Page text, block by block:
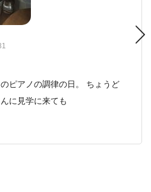
ピアノの調律の日。 ちょうど
に見学に来ても
ノクラス 2024.01.01
ろしく2024
形教室「アトリエぱお」は、早
年も進化していきま
のお知らせ
会 プログラムができま
グラムができました。 西洋音
の発表会♪
す。こんにちは。 もうすぐピ
。 ピアノを